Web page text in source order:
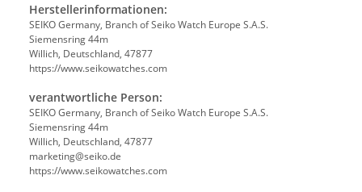
Herstellerinformationen:
SEIKO Germany, Branch of Seiko Watch Europe S.A.S.
Siemensring 44m
Willich, Deutschland, 47877
https://www.seikowatches.com
verantwortliche Person:
SEIKO Germany, Branch of Seiko Watch Europe S.A.S.
Siemensring 44m
Willich, Deutschland, 47877
marketing@seiko.de
https://www.seikowatches.com